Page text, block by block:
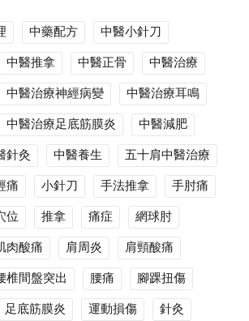
中藥配方
中醫小針刀
中醫推拿 中醫正骨
中醫治療
中醫治療神經病變
中醫治療耳鳴
中醫治療足底筋膜炎
中醫減肥
針灸 中醫養生
五十肩中醫治療
痛 小針刀 手法推拿
手肘痛
位 推拿 痛症
網球肘
肉酸痛 肩周炎
肩頸酸痛
椎間盤突出 腰痛
腳踝扭傷
足底筋膜炎 運動損傷
針灸